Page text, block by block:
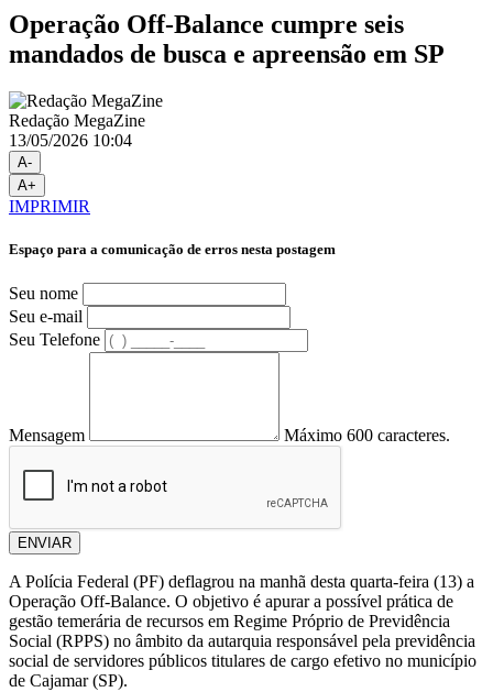
Operação Off-Balance cumpre seis
mandados de busca e apreensão em SP
Redação MegaZine
13/05/2026 10:04
A-
A+
IMPRIMIR
Espaço para a comunicação de erros nesta postagem
Seu nome
Seu e-mail
Seu Telefone
Mensagem Máximo 600 caracteres.
ENVIAR
A Polícia Federal (PF) deflagrou na manhã desta quarta-feira (13) a
Operação Off-Balance. O objetivo é apurar a possível prática de
gestão temerária de recursos em Regime Próprio de Previdência
Social (RPPS) no âmbito da autarquia responsável pela previdência
social de servidores públicos titulares de cargo efetivo no município
de Cajamar (SP).